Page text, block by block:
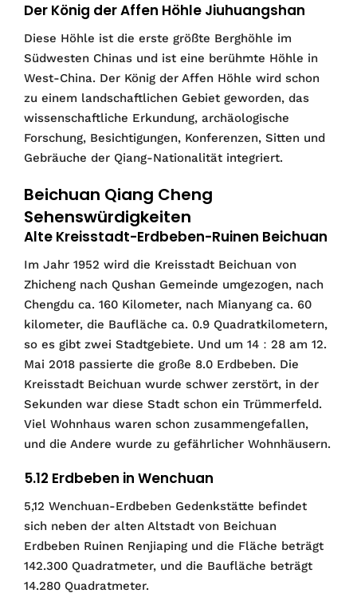
Der König der Affen Höhle Jiuhuangshan
Diese Höhle ist die erste größte Berghöhle im
Südwesten Chinas und ist eine berühmte Höhle in
West-China. Der König der Affen Höhle wird schon
zu einem landschaftlichen Gebiet geworden, das
wissenschaftliche Erkundung, archäologische
Forschung, Besichtigungen, Konferenzen, Sitten und
Gebräuche der Qiang-Nationalität integriert.
Beichuan Qiang Cheng
Sehenswürdigkeiten
Alte Kreisstadt-Erdbeben-Ruinen Beichuan
Im Jahr 1952 wird die Kreisstadt Beichuan von
Zhicheng nach Qushan Gemeinde umgezogen, nach
Chengdu ca. 160 Kilometer, nach Mianyang ca. 60
kilometer, die Baufläche ca. 0.9 Quadratkilometern,
so es gibt zwei Stadtgebiete. Und um 14：28 am 12.
Mai 2018 passierte die große 8.0 Erdbeben. Die
Kreisstadt Beichuan wurde schwer zerstört, in der
Sekunden war diese Stadt schon ein Trümmerfeld.
Viel Wohnhaus waren schon zusammengefallen,
und die Andere wurde zu gefährlicher Wohnhäusern.
5.12 Erdbeben in Wenchuan
5,12 Wenchuan-Erdbeben Gedenkstätte befindet
sich neben der alten Altstadt von Beichuan
Erdbeben Ruinen Renjiaping und die Fläche beträgt
142.300 Quadratmeter, und die Baufläche beträgt
14.280 Quadratmeter.